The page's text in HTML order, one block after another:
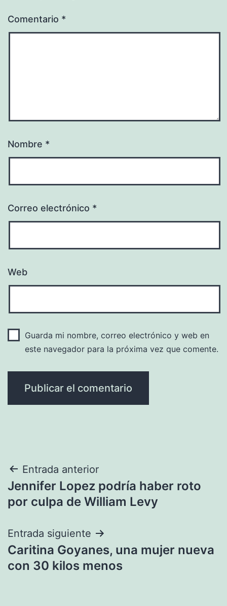
Comentario *
Nombre *
Correo electrónico *
Web
Guarda mi nombre, correo electrónico y web en
este navegador para la próxima vez que comente.
Navegación
de
Entrada anterior
Jennifer Lopez podría haber roto
por culpa de William Levy
Entrada siguiente
Caritina Goyanes, una mujer nueva
con 30 kilos menos